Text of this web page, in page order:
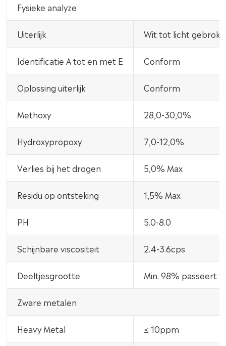
Fysieke analyze
Uiterlijk Wit tot licht
Identificatie A tot en met E Conform
Oplossing uiterlijk Conform
Methoxy 28,0-30,0%
Hydroxypropoxy 7,0-12,0%
Verlies bij het drogen 5,0% Max
Residu op ontsteking 1,5% Max
PH 5.0-8.0
Schijnbare viscositeit 2.4-3.6cps
Deeltjesgrootte Min. 98% passeert
Zware metalen
Heavy Metal ≤ 10ppm